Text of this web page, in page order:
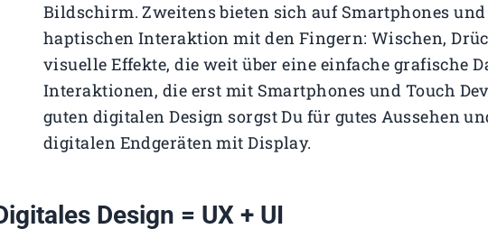
Bildschirm. Zweitens bieten sich auf Smartphones und
haptischen Interaktion mit den Fingern: Wischen,
visuelle Effekte, die weit über eine einfache grafische
Interaktionen, die erst mit Smartphones und Touch
guten digitalen Design sorgst Du für gutes Aussehen
digitalen Endgeräten mit Display.
Design = UX + UI